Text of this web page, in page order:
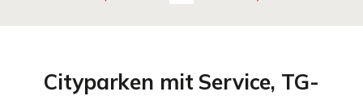
Cityparken mit Service, TG-